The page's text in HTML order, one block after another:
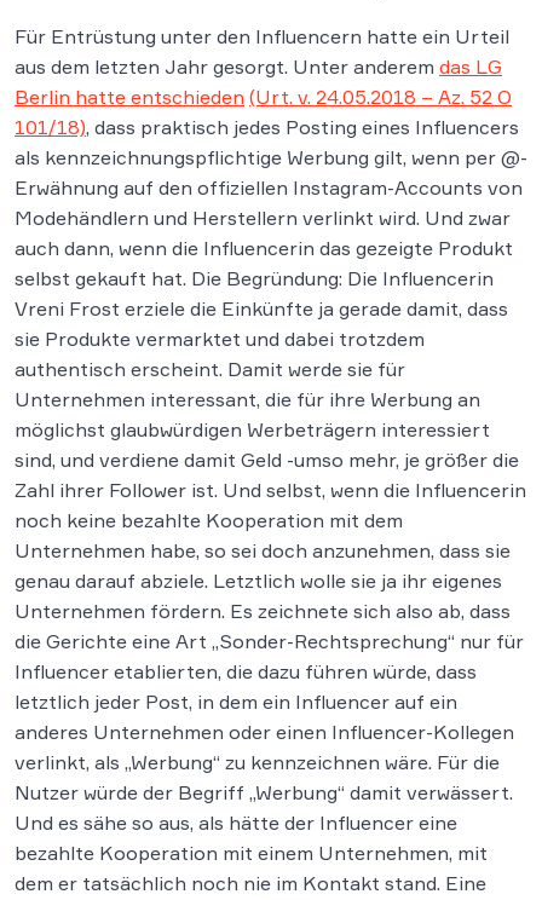
Für Entrüstung unter den Influencern hatte ein Urteil
aus dem letzten Jahr gesorgt. Unter anderem das LG
Berlin hatte entschieden (Urt. v. 24.05.2018 – Az. 52 O
101/18), dass praktisch jedes Posting eines Influencers
als kennzeichnungspflichtige Werbung gilt, wenn per @-
Erwähnung auf den offiziellen Instagram-Accounts von
Modehändlern und Herstellern verlinkt wird. Und zwar
auch dann, wenn die Influencerin das gezeigte Produkt
selbst gekauft hat. Die Begründung: Die Influencerin
Vreni Frost erziele die Einkünfte ja gerade damit, dass
sie Produkte vermarktet und dabei trotzdem
authentisch erscheint. Damit werde sie für
Unternehmen interessant, die für ihre Werbung an
möglichst glaubwürdigen Werbeträgern interessiert
sind, und verdiene damit Geld -umso mehr, je größer die
Zahl ihrer Follower ist. Und selbst, wenn die Influencerin
noch keine bezahlte Kooperation mit dem
Unternehmen habe, so sei doch anzunehmen, dass sie
genau darauf abziele. Letztlich wolle sie ja ihr eigenes
Unternehmen fördern. Es zeichnete sich also ab, dass
die Gerichte eine Art „Sonder-Rechtsprechung“ nur für
Influencer etablierten, die dazu führen würde, dass
letztlich jeder Post, in dem ein Influencer auf ein
anderes Unternehmen oder einen Influencer-Kollegen
verlinkt, als „Werbung“ zu kennzeichnen wäre. Für die
Nutzer würde der Begriff „Werbung“ damit verwässert.
Und es sähe so aus, als hätte der Influencer eine
bezahlte Kooperation mit einem Unternehmen, mit
dem er tatsächlich noch nie im Kontakt stand. Eine